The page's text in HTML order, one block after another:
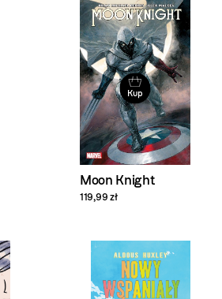
Kup
Moon Knight
119,99 zł